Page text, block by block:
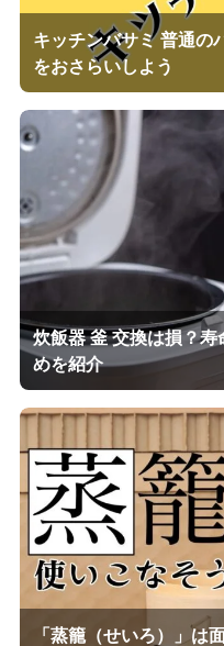
キッチンバサミ 普通の
をおさらいしよう
炊飯器 釜 交換は損？
めを紹介
「蒸籠（せいろ）」は